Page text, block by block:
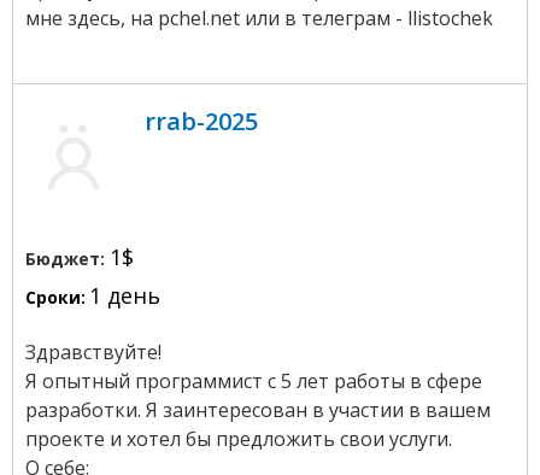
мне здесь, на pchel.net или в телеграм - llistochek
rrab-2025
Бюджет: 1$
Сроки: 1 день
Здравствуйте!
Я опытный программист с 5 лет работы в сфере
разработки. Я заинтересован в участии в вашем
проекте и хотел бы предложить свои услуги.
О себе: